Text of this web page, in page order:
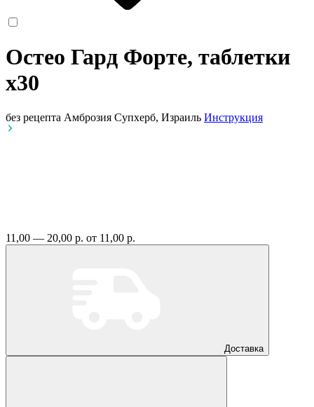
Остео Гард Форте, таблетки
x30
без рецепта Амброзия Супхерб, Израиль Инструкция
11,00 — 20,00 р. от 11,00 р.
Доставка